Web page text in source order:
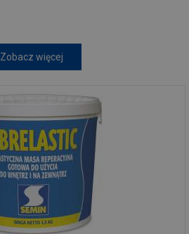
Zobacz więcej